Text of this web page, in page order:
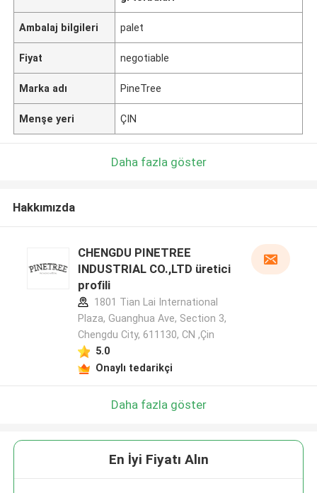
Ambalaj bilgileri palet
Fiyat negotiable
Marka adı PineTree
Menşe yeri ÇIN
Daha fazla göster
Hakkımızda
CHENGDU PINETREE
INDUSTRIAL CO.,LTD üretici
profili
1801 Tian Lai International
Plaza, Guanghua Ave, Section 3,
Chengdu City, 611130, CN ,Çin
5.0
Onaylı tedarikçi
Daha fazla göster
En İyi Fiyatı Alın